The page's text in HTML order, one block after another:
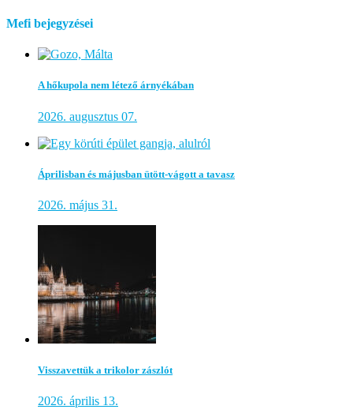
Mefi bejegyzései
A hőkupola nem létező árnyékában
2026. augusztus 07.
Áprilisban és májusban ütött-vágott a tavasz
2026. május 31.
Visszavettük a trikolor zászlót
2026. április 13.